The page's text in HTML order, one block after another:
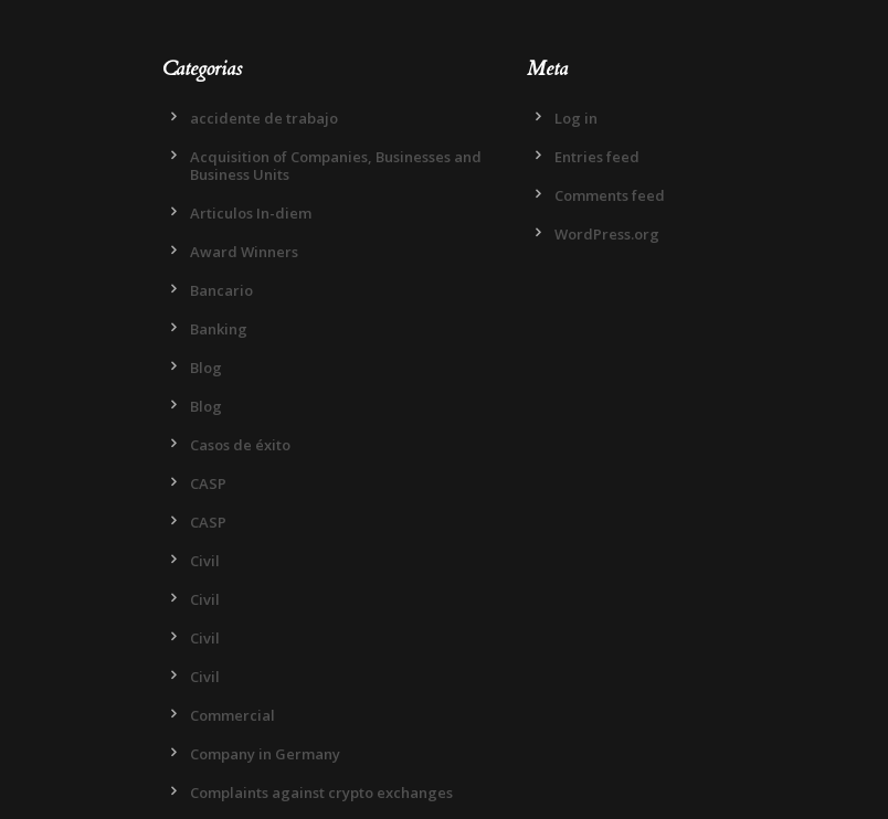
Categorias
accidente de trabajo
Acquisition of Companies, Businesses and
Business Units
Articulos In-diem
Award Winners
Bancario
Banking
Blog
Blog
Casos de éxito
CASP
CASP
Civil
Civil
Civil
Civil
Commercial
Company in Germany
Complaints against crypto exchanges
Meta
Log in
Entries feed
Comments feed
WordPress.org